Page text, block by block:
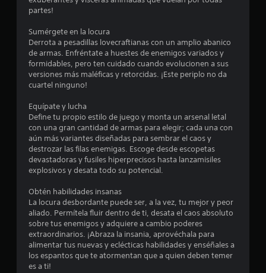
s
d
i
o
e
s
t
partes!
Sumérgete en la locura
Derrota a pesadillas lovecraftianas con un amplio abanico
de armas. Enfréntate a huestes de enemigos variados y
formidables, pero ten cuidado cuando evolucionen a sus
versiones más maléficas y retorcidas. ¡Este periplo no da
cuartel ninguno!
Equípate y lucha
Define tu propio estilo de juego y monta un arsenal letal
con una gran cantidad de armas para elegir; cada una con
aún más variantes diseñadas para sembrar el caos y
destrozar las filas enemigas. Escoge desde escopetas
devastadoras y fusiles hiperprecisos hasta lanzamisiles
explosivos y desata todo su potencial.
Obtén habilidades insanas
La locura desbordante puede ser, a la vez, tu mejor y peor
aliado. Permítela fluir dentro de ti, desata el caos absoluto
sobre tus enemigos y adquiere a cambio poderes
extraordinarios. ¡Abraza la insania, aprovéchala para
alimentar tus nuevas y eclécticas habilidades y enséñales a
los espantos que te atormentan que a quien deben temer
es a ti!